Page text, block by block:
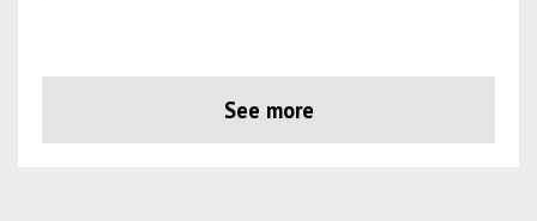
See more